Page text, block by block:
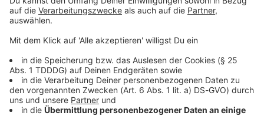
© dpa-infocom, dpa:260611-930-208966/1
Bayern